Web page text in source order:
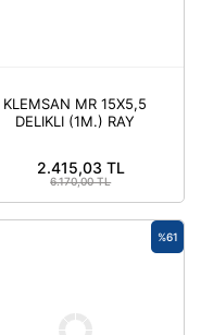
KLEMSAN MR 15X5,5
DELIKLI (1M.) RAY
2.415,03 TL
6.170,00 TL
%61